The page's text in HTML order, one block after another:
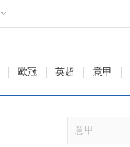
歐冠 英超 意甲